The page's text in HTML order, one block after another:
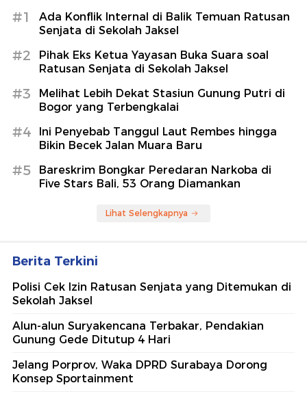
#1
Ada Konflik Internal di Balik Temuan Ratusan
Senjata di Sekolah Jaksel
#2
Pihak Eks Ketua Yayasan Buka Suara soal
Ratusan Senjata di Sekolah Jaksel
#3
Melihat Lebih Dekat Stasiun Gunung Putri di
Bogor yang Terbengkalai
#4
Ini Penyebab Tanggul Laut Rembes hingga
Bikin Becek Jalan Muara Baru
#5
Bareskrim Bongkar Peredaran Narkoba di
Five Stars Bali, 53 Orang Diamankan
Lihat Selengkapnya
Berita Terkini
Polisi Cek Izin Ratusan Senjata yang Ditemukan di
Sekolah Jaksel
Alun-alun Suryakencana Terbakar, Pendakian
Gunung Gede Ditutup 4 Hari
Jelang Porprov, Waka DPRD Surabaya Dorong
Konsep Sportainment